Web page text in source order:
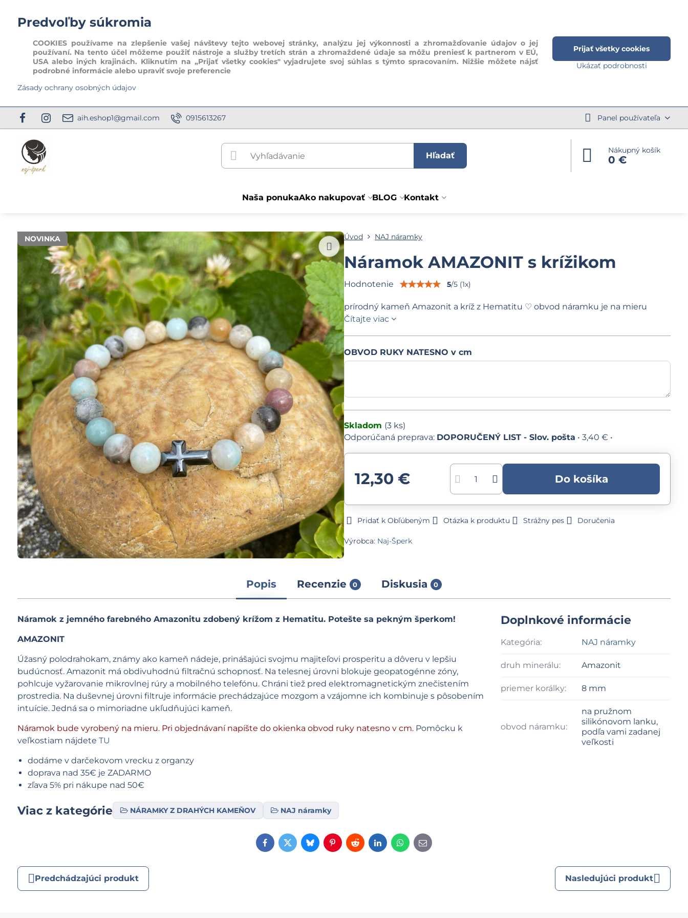
aih.eshop1@gmail.com 0915613267 Panel používateľa
Hľadať
Nákupný košík
0 €
Naša ponukaAko nakupovať BLOG Kontakt
NOVINKA Úvod NAJ náramky
Náramok AMAZONIT s krížikom
Hodnotenie 5/5(1x)
prírodný kameň Amazonit a kríž z Hematitu ♡ obvod náramku je na mieru
Čítajte viac
OBVOD RUKY NATESNO v cm
Skladom (3ks)
DOPORUČENÝ LIST - Slov. pošta • 3,40 € •
12,30 € Do košíka
Pridať k Obľúbeným Otázka k produktu Strážny pes Doručenia
Výrobca: Naj-Šperk
Popis Recenzie 0 Diskusia 0
Náramok z jemného farebného Amazonitu zdobený krížom z Hematitu. Potešte sa pekným šperkom!
AMAZONIT
Úžasný polodrahokam, známy ako kameň nádeje, prinášajúci svojmu majiteľovi prosperitu a dôveru v lepšiu
budúcnosť. Amazonit má obdivuhodnú filtračnú schopnosť. Na telesnej úrovni blokuje geopatogénne zóny,
pohlcuje vyžarovanie mikrovlnej rúry a mobilného telefónu. Chráni tiež pred elektromagnetickým znečistením
prostredia. Na duševnej úrovni filtruje informácie prechádzajúce mozgom a vzájomne ich kombinuje s pôsobením
intuície. Jedná sa o mimoriadne ukľudňujúci kameň.
Náramok bude vyrobený na mieru. Pri objednávaní napíšte do okienka obvod ruky natesno v cm.Pomôcku k
veľkostiam nájdete TU
dodáme v darčekovom vrecku z organzy
doprava nad 35€ je ZADARMO
zľava 5% pri nákupe nad 50€
Viac z kategórie NÁRAMKY Z DRAHÝCH KAMEŇOV NAJ náramky
Doplnkové informácie
Kategória: NAJ náramky
druh minerálu: Amazonit
priemer korálky: 8 mm
obvod náramku:
na pružnom
silikónovom lanku,
podľa vami zadanej
veľkosti
Facebook
TwitterBlueskyPinterest
RedditLinkedInWhatsApp
E-
mail
Predchádzajúci produkt Nasledujúci produkt
Predvoľby súkromia
COOKIES používame na zlepšenie vašej návštevy tejto webovej stránky, analýzu jej výkonnosti a zhromažďovanie údajov o jej
používaní. Na tento účel môžeme použiť nástroje a služby tretích strán a zhromaždené údaje sa môžu preniesť k partnerom v EÚ,
USA alebo iných krajinách. Kliknutím na „Prijať všetky cookies" vyjadrujete svoj súhlas s týmto spracovaním. Nižšie môžete nájsť
podrobné informácie alebo upraviť svoje preferencie
Zásady ochrany osobných údajov
Ukázať podrobnosti
Prijať všetky cookies